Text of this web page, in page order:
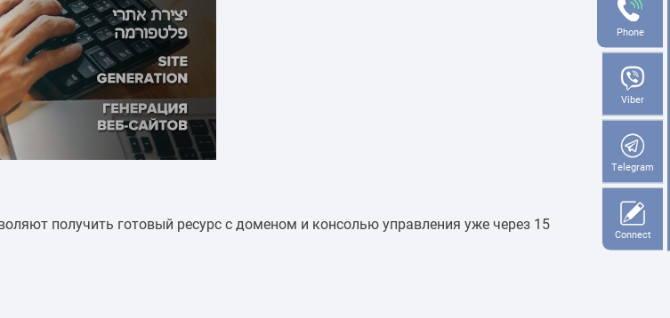
Phone
Viber
Telegram
Connect
получить готовый ресурс с доменом и консолью управления уже через 15